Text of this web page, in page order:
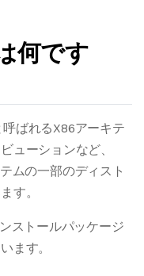
何です
ばれるX86アーキテ
ューションなど、
ムの一部のディスト
す。
ストールパッケージ
ます。